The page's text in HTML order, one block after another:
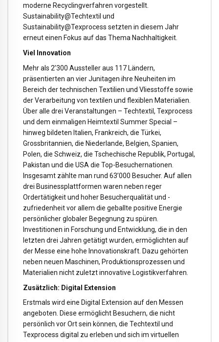
moderne Recyclingverfahren vorgestellt.
Sustainability@Techtextil und
Sustainability@Texprocess setzten in diesem Jahr
erneut einen Fokus auf das Thema Nachhaltigkeit.
Viel Innovation
Mehr als 2’300 Aussteller aus 117 Ländern,
präsentierten an vier Junitagen ihre Neuheiten im
Bereich der technischen Textilien und Vliesstoffe sowie
der Verarbeitung von textilen und flexiblen Materialien.
Über alle drei Veranstaltungen – Techtextil, Texprocess
und dem einmaligen Heimtextil Summer Special –
hinweg bildeten Italien, Frankreich, die Türkei,
Grossbritannien, die Niederlande, Belgien, Spanien,
Polen, die Schweiz, die Tschechische Republik, Portugal,
Pakistan und die USA die Top-Besuchernationen.
Insgesamt zählte man rund 63’000 Besucher. Auf allen
drei Businessplattformen waren neben reger
Ordertätigkeit und hoher Besucherqualität und -
zufriedenheit vor allem die geballte positive Energie
persönlicher globaler Begegnung zu spüren.
Investitionen in Forschung und Entwicklung, die in den
letzten drei Jahren getätigt wurden, ermöglichten auf
der Messe eine hohe Innovationskraft. Dazu gehörten
neben neuen Maschinen, Produktionsprozessen und
Materialien nicht zuletzt innovative Logistikverfahren.
Zusätzlich: Digital Extension
Erstmals wird eine Digital Extension auf den Messen
angeboten. Diese ermöglicht Besuchern, die nicht
persönlich vor Ort sein können, die Techtextil und
Texprocess digital zu erleben und sich im virtuellen